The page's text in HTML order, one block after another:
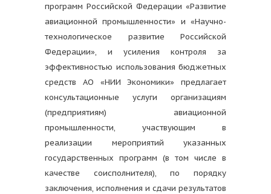
программ Российской Федерации «Развитие
авиационной промышленности» и «Научно-
технологическое развитие Российской
Федерации», и усиления контроля за
эффективностью использования бюджетных
средств АО «НИИ Экономики» предлагает
консультационные услуги организациям
(предприятиям) авиационной
промышленности, участвующим в
реализации мероприятий указанных
государственных программ (в том числе в
качестве соисполнителя), по порядку
заключения, исполнения и сдачи результатов